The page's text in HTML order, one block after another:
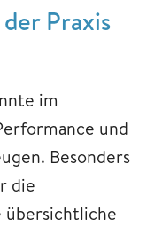
Praxis
im
und
Besonders
die
übersichtliche